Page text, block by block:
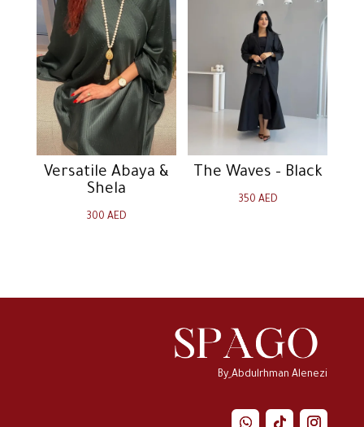
The Waves – Black
350 AED
Versatile Abaya &
Shela
300 AED
By ِAbdulrhman Alenezi